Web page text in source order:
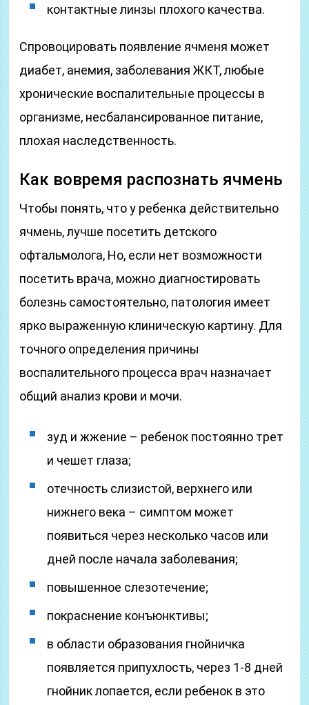
контактные линзы плохого качества.
Спровоцировать появление ячменя может
диабет, анемия, заболевания ЖКТ, любые
хронические воспалительные процессы в
организме, несбалансированное питание,
плохая наследственность.
Как вовремя распознать ячмень
Чтобы понять, что у ребенка действительно
ячмень, лучше посетить детского
офтальмолога, Но, если нет возможности
посетить врача, можно диагностировать
болезнь самостоятельно, патология имеет
ярко выраженную клиническую картину. Для
точного определения причины
воспалительного процесса врач назначает
общий анализ крови и мочи.
зуд и жжение – ребенок постоянно трет
и чешет глаза;
отечность слизистой, верхнего или
нижнего века – симптом может
появиться через несколько часов или
дней после начала заболевания;
повышенное слезотечение;
покраснение конъюнктивы;
в области образования гнойничка
появляется припухлость, через 1-8 дней
гнойник лопается, если ребенок в это